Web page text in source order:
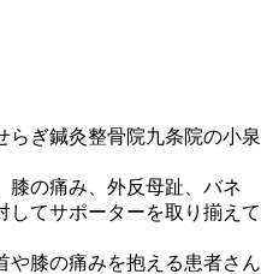
らぎ鍼灸整骨院九条院の小泉
膝の痛み、外反母趾、バネ
してサポーターを取り揃えて
や膝の痛みを抱える患者さん